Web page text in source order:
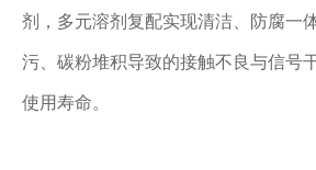
剂，多元溶剂复配实现清洁、防腐一
污、碳粉堆积导致的接触不良与信号
使用寿命。